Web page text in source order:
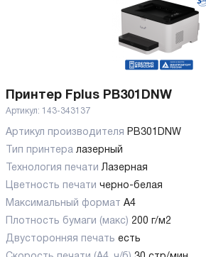
Принтер Fplus PB301DNW
Артикул: 143-343137
Артикул производителя PB301DNW
Тип принтера лазерный
Технология печати Лазерная
Цветность печати черно-белая
Максимальный формат А4
Плотность бумаги (макс) 200 г/м2
Двусторонняя печать есть